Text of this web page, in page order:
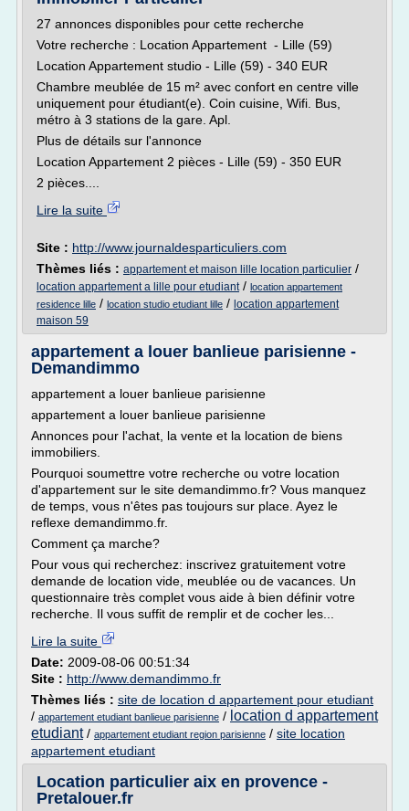
27 annonces disponibles pour cette recherche
Votre recherche : Location Appartement - Lille (59)
Location Appartement studio - Lille (59) - 340 EUR
Chambre meublée de 15 m² avec confort en centre ville
uniquement pour étudiant(e). Coin cuisine, Wifi. Bus,
métro à 3 stations de la gare. Apl.
Plus de détails sur l'annonce
Location Appartement 2 pièces - Lille (59) - 350 EUR
2 pièces....
Lire la suite
Site : http://www.journaldesparticuliers.com
Thèmes liés : appartement et maison lille location particulier /
location appartement a lille pour etudiant/ location appartement
residence lille / location studio etudiant lille / location appartement
maison 59
appartement a louer banlieue parisienne -
Demandimmo
appartement a louer banlieue parisienne
appartement a louer banlieue parisienne
Annonces pour l'achat, la vente et la location de biens
immobiliers.
Pourquoi soumettre votre recherche ou votre location
d'appartement sur le site demandimmo.fr? Vous manquez
de temps, vous n'êtes pas toujours sur place. Ayez le
reflexe demandimmo.fr.
Comment ça marche?
Pour vous qui recherchez: inscrivez gratuitement votre
demande de location vide, meublée ou de vacances. Un
questionnaire très complet vous aide à bien définir votre
recherche. Il vous suffit de remplir et de cocher les...
Lire la suite
Date: 2009-08-06 00:51:34
Site : http://www.demandimmo.fr
Thèmes liés : site de location d appartement pour etudiant
/ appartement etudiant banlieue parisienne / location d appartement
etudiant/ appartement etudiant region parisienne / site location
appartement etudiant
Location particulier aix en provence -
Pretalouer.fr